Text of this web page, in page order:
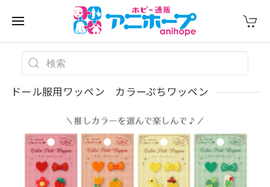
ドール服用ワッペン カラーぷちワッペン